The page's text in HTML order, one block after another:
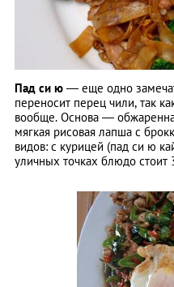
Пад си ю ― еще одно
переносит перец чили, так
вообще. Основа ―
мягкая рисовая лапша с
видов: с курицей (пад си ю
уличных точках блюдо стоит